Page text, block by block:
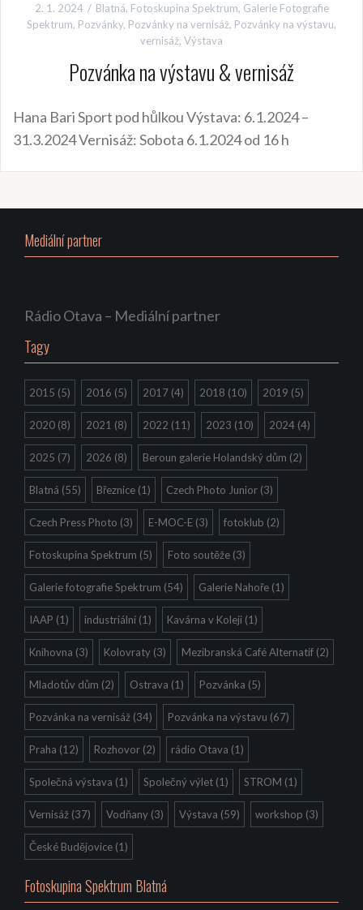
2. 1. 2024 Blatná, Fotoskupina Spektrum, Galerie Fotografie
Spektrum, Pozvánky, Pozvánky na vernisáž, Pozvánky na výstavu,
vernisáž, Výstava
Pozvánka na výstavu & vernisáž
Hana Bari Sport pod hůlkou Výstava: 6.1.2024 –
31.3.2024 Vernisáž: Sobota 6.1.2024 od 16 h
Mediální partner
Rádio Otava – Mediální partner
Tagy
2015 (5) 2016 (5) 2017 (4) 2018 (10) 2019 (5)
2020 (8) 2021 (8) 2022 (11) 2023 (10) 2024 (4)
2025 (7) 2026 (8) Beroun galerie Holandský dům (2)
Blatná (55) Březnice (1) Czech Photo Junior (3)
Czech Press Photo (3) E-MOC-E (3) fotoklub (2)
Fotoskupina Spektrum (5) Foto soutěže (3)
Galerie fotografie Spektrum (54) Galerie Nahoře (1)
IAAP (1) industriální (1) Kavárna v Koleji (1)
Knihovna (3) Kolovraty (3) Mezibranská Café Alternatif (2)
Mladotův dům (2) Ostrava (1) Pozvánka (5)
Pozvánka na vernisáž (34) Pozvánka na výstavu (67)
Praha (12) Rozhovor (2) rádio Otava (1)
Společná výstava (1) Společný výlet (1) STROM (1)
Vernisáž (37) Vodňany (3) Výstava (59) workshop (3)
České Budějovice (1)
Fotoskupina Spektrum Blatná